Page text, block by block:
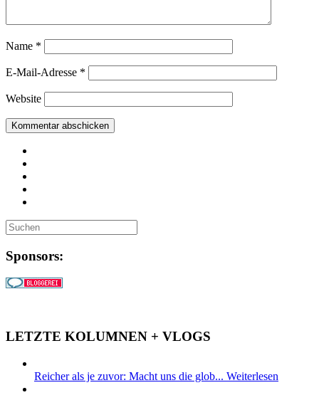
Name *
E-Mail-Adresse *
Website
Sponsors:
LETZTE KOLUMNEN + VLOGS
Reicher als je zuvor: Macht uns die glob... Weiterlesen